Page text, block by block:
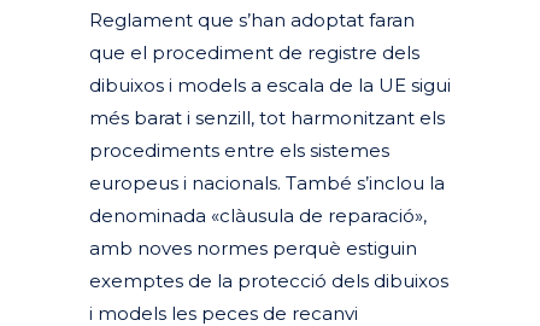
Reglament que s’han adoptat faran
que el procediment de registre dels
dibuixos i models a escala de la UE sigui
més barat i senzill, tot harmonitzant els
procediments entre els sistemes
europeus i nacionals. També s’inclou la
denominada «clàusula de reparació»,
amb noves normes perquè estiguin
exemptes de la protecció dels dibuixos
i models les peces de recanvi